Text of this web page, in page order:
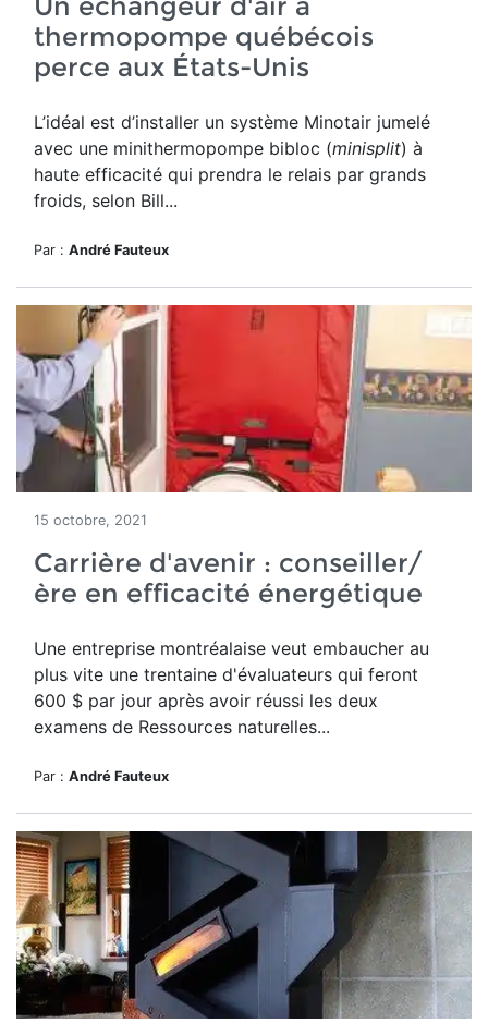
thermopompe québécois
perce aux États-Unis
L’idéal est d’installer un système Minotair jumelé
avec une minithermopompe bibloc (minisplit) à
haute efficacité qui prendra le relais par grands
froids, selon Bill...
Par : André Fauteux
15 octobre, 2021
Carrière d'avenir : conseiller/
ère en efficacité énergétique
Une entreprise montréalaise veut embaucher au
plus vite une trentaine d'évaluateurs qui feront
600 $ par jour après avoir réussi les deux
examens de Ressources naturelles...
Par : André Fauteux